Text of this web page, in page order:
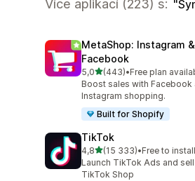
Více aplikací (223) s:
MetaShop: Instagram &
Facebook
5,0z 5 hvězd
(443)
Celkový počet recenzí: 443
•Free plan
Boost sales with Facebook
Instagram shopping.
Built for Shopify
TikTok
4,8z 5 hvězd
(15 333)
Celkový počet recenzí:
•Free to install
Launch TikTok Ads and
TikTok Shop